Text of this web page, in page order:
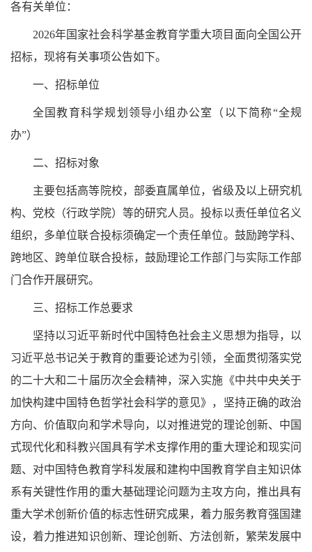
各有关单位：
2026年国家社会科学基金教育学重大项目面向全国公开
招标，现将有关事项公告如下。
一、招标单位
全国教育科学规划领导小组办公室（以下简称“全规
办”）
二、招标对象
主要包括高等院校，部委直属单位，省级及以上研究机
构、党校（行政学院）等的研究人员。投标以责任单位名义
组织，多单位联合投标须确定一个责任单位。鼓励跨学科、
跨地区、跨单位联合投标，鼓励理论工作部门与实际工作部
门合作开展研究。
三、招标工作总要求
坚持以习近平新时代中国特色社会主义思想为指导，以
习近平总书记关于教育的重要论述为引领，全面贯彻落实党
的二十大和二十届历次全会精神，深入实施《中共中央关于
加快构建中国特色哲学社会科学的意见》，坚持正确的政治
方向、价值取向和学术导向，以对推进党的理论创新、中国
式现代化和科教兴国具有学术支撑作用的重大理论和现实问
题、对中国特色教育学科发展和建构中国教育学自主知识体
系有关键性作用的重大基础理论问题为主攻方向，推出具有
重大学术创新价值的标志性研究成果，着力服务教育强国建
设，着力推进知识创新、理论创新、方法创新，繁荣发展中